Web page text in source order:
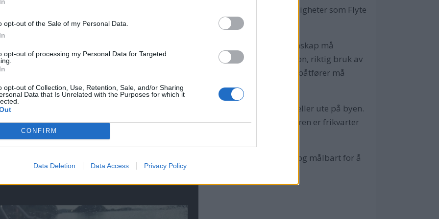
opt-out of the Sale of my Personal Data.
opt-out of processing my Personal Data for Targeted
opt-out of Collection, Use, Retention, Sale, and/or Sharing
Data that Is Unrelated with the Purposes for which it
CONFIRM
Data Deletion Data Access Privacy Policy
risikovurderinger bygger på kunnskap og erfaring, og ikke på slike selvfølgeligheter som Flyte
men de dekker på langt nær alle risikofaktorene et godt mannskap må
skute, en kompetent vurdering av vær- og strømforhold, sikker navigasjon, riktig bruk av
nødpeiesender og livflåte er bare noen av faktorene som en ansvarlig båtfører må
for gitt.
til å drikke mindre alkohol enten de er på båttur, på campingtur, i Syden eller ute på byen.
vurderingsevnen, og forårsaker i ulykker i mange sammenhenger. Sommeren er frikvarter
fornuftten.
Flyte til å fortelle oss dette. Vi trenger folk som Eilif, som gjør noe praktisk og målbart for å
tilrettelegges for sikkerhet i havnene.